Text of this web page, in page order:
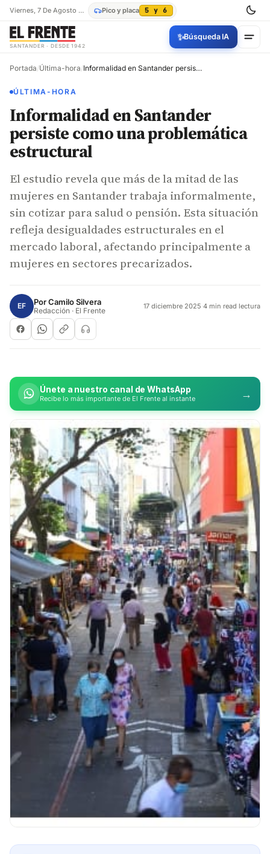
Viernes, 7 De Agosto De 2026 Pico y placa 5 y 6
SANTANDER · DESDE 1942
✨Búsqueda IA
Portada/Última-hora/ Informalidad en Santander persiste como una problemática estructural
ÚLTIMA-HORA
Informalidad en Santander
persiste como una problemática
estructural
El estudio revela que más de la mitad de las
mujeres en Santander trabaja informalmente,
sin cotizar para salud o pensión. Esta situación
refleja desigualdades estructurales en el
mercado laboral, afectando principalmente a
mujeres en sectores precarizados.
EF PorCamilo Silvera
Redacción · El Frente 17 diciembre 2025·4 min read lectura
Únete a nuestro canal de WhatsApp
Recibe lo más importante de El Frente al instante →